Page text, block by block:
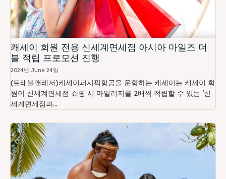
캐세이 회원 전용 신세계면세점 아시아 마일즈 더
블 적립 프로모션 진행
2024년 June 24일
(트래블앤레저)캐세이퍼시픽항공을 운항하는 캐세이는 캐세이 회
원이 신세계면세점 쇼핑 시 마일리지를 2배씩 적립할 수 있는 ‘신
세계면세점과...